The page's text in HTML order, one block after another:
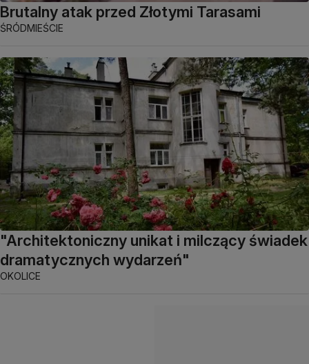
Brutalny atak przed Złotymi Tarasami
ŚRÓDMIEŚCIE
"Architektoniczny unikat i milczący świadek
dramatycznych wydarzeń"
OKOLICE